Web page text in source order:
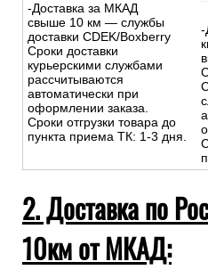
-Доставка за МКАД
свыше 10 км — службы
доставки CDEK/Boxberry
Сроки доставки
курьерскими службами
рассчитываются
автоматически при
оформлении заказа.
Сроки отгрузки товара до
пункта приема ТК: 1-3 дня.
-
2. Доставка по
10км от МКАД: